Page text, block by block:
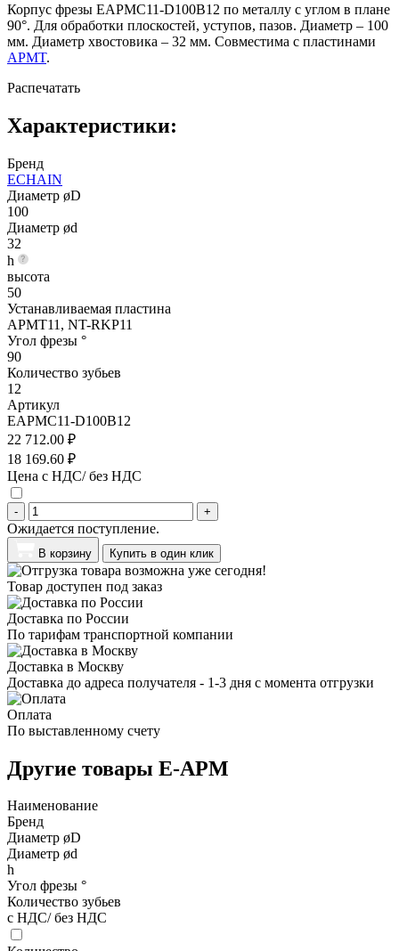
Корпус фрезы EAPMC11-D100B12 по металлу с углом в плане
90°. Для обработки плоскостей, уступов, пазов. Диаметр – 100
мм. Диаметр хвостовика – 32 мм. Совместима с пластинами
APMT.
Распечатать
Характеристики:
Бренд
ECHAIN
Диаметр øD
100
Диаметр ød
32
h
высота
50
Устанавливаемая пластина
APMT11, NT-RKP11
Угол фрезы °
90
Количество зубьев
12
Артикул
EAPMC11-D100B12
22 712.00 ₽
18 169.60 ₽
Цена с НДС/ без НДС
- +
Ожидается поступление.
В корзину Купить в один клик
Товар доступен под заказ
Доставка по России
По тарифам транспортной компании
Доставка в Москву
Доставка до адреса получателя - 1-3 дня с момента отгрузки
Оплата
По выставленному счету
Другие товары E-APM
Наименование
Бренд
Диаметр øD
Диаметр ød
h
Угол фрезы °
Количество зубьев
с НДС/ без НДС